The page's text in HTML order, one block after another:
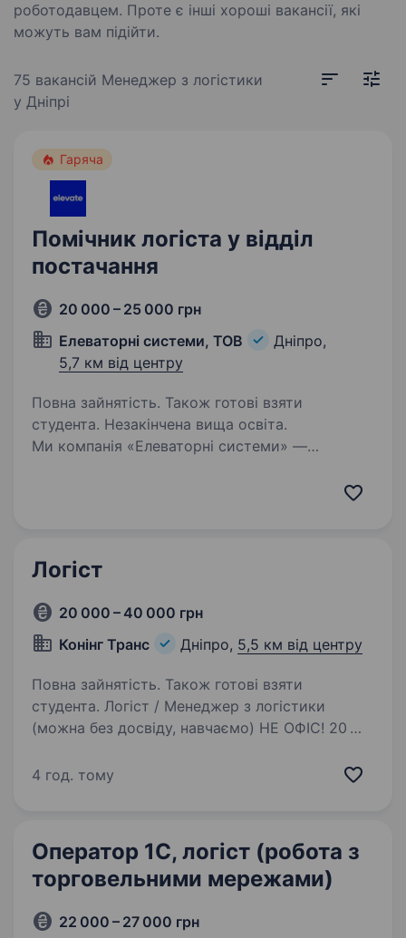
роботодавцем. Проте є інші хороші вакансії, які
можуть вам підійти.
75 вакансій Менеджер з логістики
у Дніпрі
Гаряча
Помічник логіста у відділ
постачання
20 000 – 25 000 грн
Елеваторні системи, ТОВ
Дніпро,
5,7 км від центру
Повна зайнятість. Також готові взяти
студента. Незакінчена вища освіта.
Ми компанія «Елеваторні системи» —
розвивається! Вже 10 років ми допомагаємо
Логіст
20 000 – 40 000 грн
Конінг Транс
Дніпро, 5,5 км від центру
Повна зайнятість. Також готові взяти
студента. Логіст / Менеджер з логістики
(можна без досвіду, навчаємо) НЕ ОФІС! 20
людину, яка хоче думати, приймати рішення
4 год. тому
Оператор 1C, логіст (робота з
торговельними мережами)
22 000 – 27 000 грн